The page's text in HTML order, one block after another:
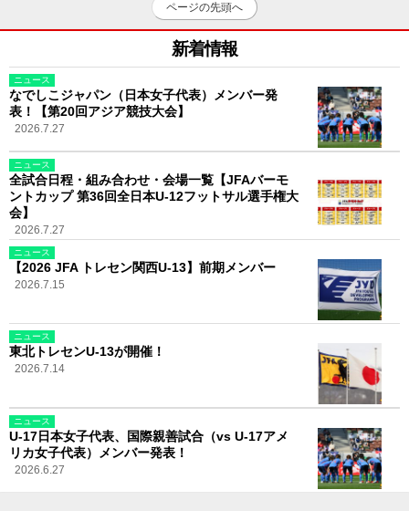
ページの先頭へ
新着情報
ニュース
なでしこジャパン（日本女子代表）メンバー発
表！【第20回アジア競技大会】
2026.7.27
ニュース
全試合日程・組み合わせ・会場一覧【JFAバーモ
ントカップ 第36回全日本U-12フットサル選手権大
会】
2026.7.27
ニュース
【2026 JFA トレセン関西U-13】前期メンバー
2026.7.15
ニュース
東北トレセンU-13が開催！
2026.7.14
ニュース
U-17日本女子代表、国際親善試合（vs U-17アメ
リカ女子代表）メンバー発表！
2026.6.27